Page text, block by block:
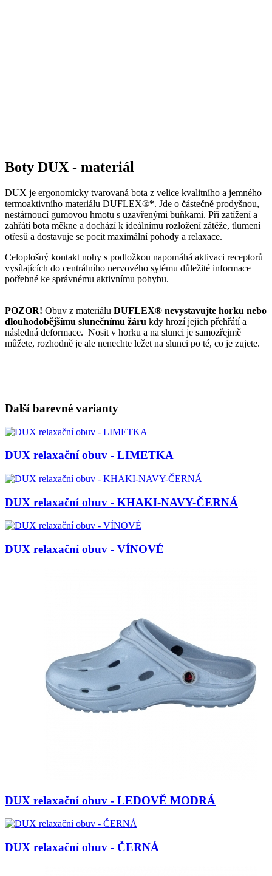
Boty DUX - materiál
DUX je ergonomicky tvarovaná bota z velice kvalitního a jemného
termoaktivního materiálu DUFLEX®*. Jde o částečně prodyšnou,
nestárnoucí gumovou hmotu s uzavřenými buňkami. Při zatížení a
zahřátí bota měkne a dochází k ideálnímu rozložení zátěže, tlumení
otřesů a dostavuje se pocit maximální pohody a relaxace.
Celoplošný kontakt nohy s podložkou napomáhá aktivaci receptorů
vysílajících do centrálního nervového sytému důležité informace
potřebné ke správnému aktivnímu pohybu.
POZOR! Obuv z materiálu DUFLEX® nevystavujte horku nebo
dlouhodobějšímu slunečnímu žáru kdy hrozí jejich přehřátí a
následná deformace. Nosit v horku a na slunci je samozřejmě
můžete, rozhodně je ale nenechte ležet na slunci po té, co je zujete.
Další barevné varianty
DUX relaxační obuv - LIMETKA
DUX relaxační obuv - KHAKI-NAVY-ČERNÁ
DUX relaxační obuv - VÍNOVÉ
DUX relaxační obuv - LEDOVĚ MODRÁ
DUX relaxační obuv - ČERNÁ